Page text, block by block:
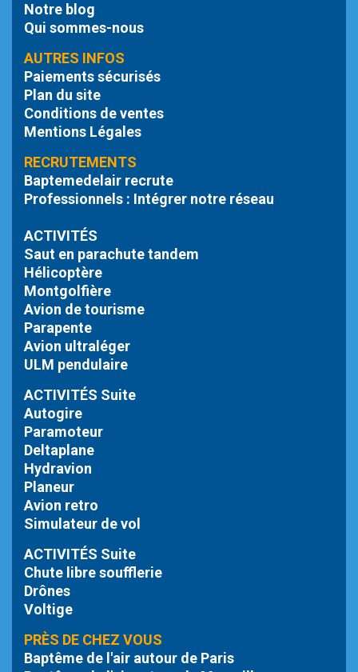
Notre blog
Qui sommes-nous
AUTRES INFOS
Paiements sécurisés
Plan du site
Conditions de ventes
Mentions Légales
RECRUTEMENTS
Baptemedelair recrute
Professionnels : Intégrer notre réseau
ACTIVITÉS
Saut en parachute tandem
Hélicoptère
Montgolfière
Avion de tourisme
Parapente
Avion ultraléger
ULM pendulaire
ACTIVITÉS Suite
Autogire
Paramoteur
Deltaplane
Hydravion
Planeur
Avion retro
Simulateur de vol
ACTIVITÉS Suite
Chute libresoufflerie
Drônes
Voltige
PRÈS DE CHEZ VOUS
Baptême de l'air autour de Paris